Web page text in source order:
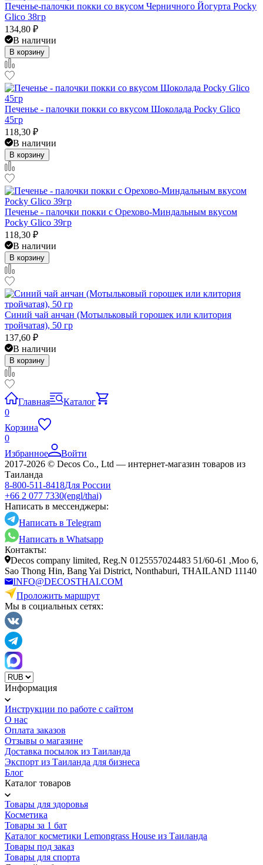
Печенье-палочки покки со вкусом Черничного Йогурта Pocky
Glico 38гр
134,80 ₽
В наличии
В корзину
Печенье - палочки покки со вкусом Шоколада Pocky Glico
45гр
118,30 ₽
В наличии
В корзину
Печенье - палочки покки с Орехово-Миндальным вкусом
Pocky Glico 39гр
118,30 ₽
В наличии
В корзину
Синий чай анчан (Мотыльковый горошек или клитория
тройчатая), 50 гр
137,60 ₽
В наличии
В корзину
Главная
Каталог
0
Корзина
0
Избранное
Войти
2017-2026 © Decos Co., Ltd — интернет-магазин товаров из
Таиланда
8-800-511-8418Для России
+66 2 077 7330(engl/thai)
Написать в мессенджеры:
Написать в Telegram
Написать в Whatsapp
Контакты:
Decos company limited, Reg.N 0125557024483 51/60-61 ,Moo 6,
Sao Thong Hin, Bang Yai District, Nonthaburi, THAILAND 11140
INFO@DECOSTHAI.COM
Проложить маршрут
Мы в социальных сетях:
Информация
Инструкции по работе с сайтом
О нас
Оплата заказов
Отзывы о магазине
Доставка посылок из Таиланда
Экспорт из Таиланда для бизнеса
Блог
Каталог товаров
Товары для здоровья
Косметика
Товары за 1 бат
Каталог косметики Lemongrass House из Таиланда
Товары под заказ
Товары для спорта